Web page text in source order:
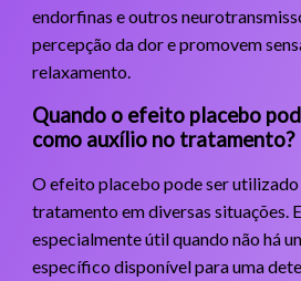
endorfinas e outros
percepção da dor e promovem
relaxamento.
Quando o efeito placebo
como auxílio no tratamento?
O efeito placebo pode ser
tratamento em diversas situações.
especialmente útil quando não há
específico disponível para uma